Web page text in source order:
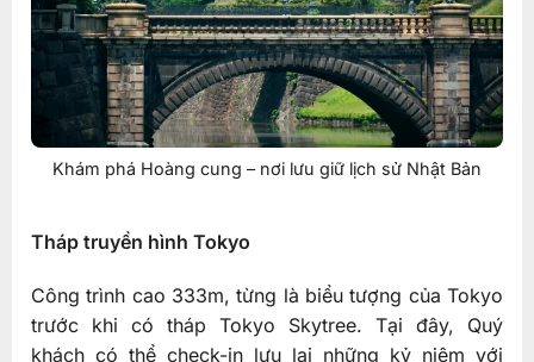
Khám phá Hoàng cung – nơi lưu giữ lịch sử Nhật Bản
Tháp truyền hình Tokyo
Công trình cao 333m, từng là biểu tượng của Tokyo
trước khi có tháp Tokyo Skytree. Tại đây, Quý
khách có thể check-in lưu lại những kỷ niệm với